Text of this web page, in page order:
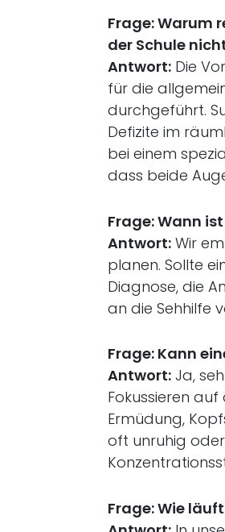
Frage: Warum
der Schule
Antwort: Die
für die
durchgeführt.
Defizite im
bei einem
dass beide
Frage: Wann
Antwort: Wir
planen. Sollte
Diagnose, die
an die Sehhilfe
Frage: Kann
Antwort: Ja,
Fokussieren
Ermüdung,
oft unruhig
Frage: Wie